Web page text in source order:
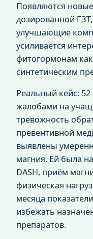
Появляются
дозированной
улучшающие
усиливается
фитогормонам
синтетическим
Реальный кейс:
жалобами на
тревожность
превентивной
выявлены
магния. Ей была
DASH, приём
физическая
месяца
избежать
препаратов.